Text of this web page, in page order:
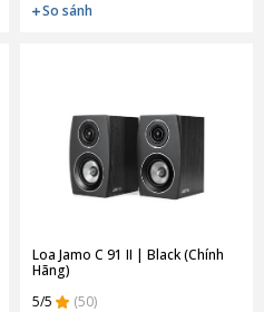
So sánh
Loa Jamo C 91 II | Black (Chính
Hãng)
5/5
(50)